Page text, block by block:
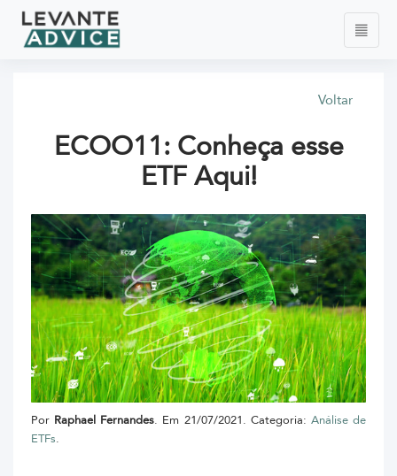
Voltar
ECOO11: Conheça esse
ETF Aqui!
Por Raphael Fernandes. Em 21/07/2021. Categoria: Análise de
ETFs.